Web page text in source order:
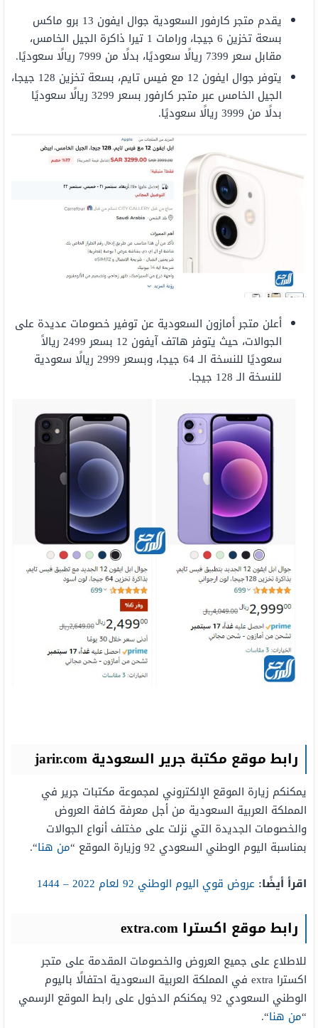
يقدم متجر كارفور السعودية جوال ايفون 13 برو ماكس
بسعة تخزين 6 جيجا، ورامات 1 تيرا ذاكرة الجيل الخامس،
مقابل سعر 7399 ريالًا سعوديًا، بدلًا من 7999 ريالًا سعوديًا.
يتوفر جوال ايفون 12 مع فيس تايم، بسعة تخزين 128 جيجا،
الجيل الخامس عبر متجر كارفور بسعر 3299 ريالًا سعوديًا
بدلًا من 3999 ريالًا سعوديًا.
أعلن متجر أمازون السعودية عن توفير خصومات عديدة على
الجوالات، حيث يتوفر هاتف آيفون 12 بسعر 2499 ريالاً
سعوديًا للنسخة الـ 64 جيجا، وبسعر 2999 ريالًا سعودية
للنسخة الـ 128 جيجا.
رابط موقع مكتبة جرير السعودية jarir.com
يمكنكم زيارة الموقع الإلكتروني لمجموعة مكتبات جرير في
المملكة العربية السعودية من أجل معرفة كافة العروض
والخصومات الجديدة التي نزلت على مختلف أنواع الجوالات
بمناسبة اليوم الوطني السعودي 92 وزيارة الموقع “
من هنا“.
اقرأ أيضًا: عروض قوي اليوم الوطني 92 لعام 2022 – 1444
رابط موقع اكسترا extra.com
للاطلاع على جميع العروض والخصومات المقدمة على متجر
اكسترا extra في المملكة العربية السعودية احتفالًا باليوم
الوطني السعودي 92 يمكنكم الدخول على رابط الموقع الرسمي
“من هنا“.